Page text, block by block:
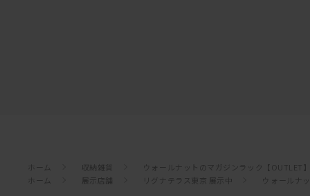
ホーム 収納雑貨
ウォールナットのマガジンラック【OUTLET
ホーム
展示店舗 リグナテラス東京 展示中 ウォールナ